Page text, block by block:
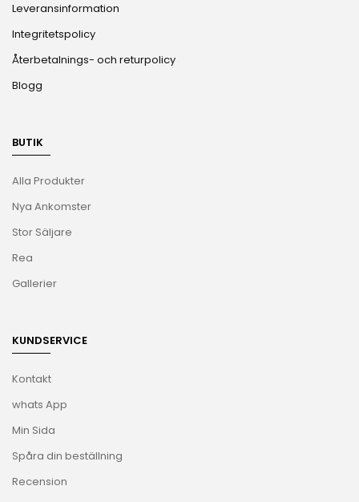
Leveransinformation
Integritetspolicy
Återbetalnings- och returpolicy
Blogg
BUTIK
Alla Produkter
Nya Ankomster
Stor Säljare
Rea
Gallerier
KUNDSERVICE
Kontakt
whats App
Min Sida
Spåra din beställning
Recension